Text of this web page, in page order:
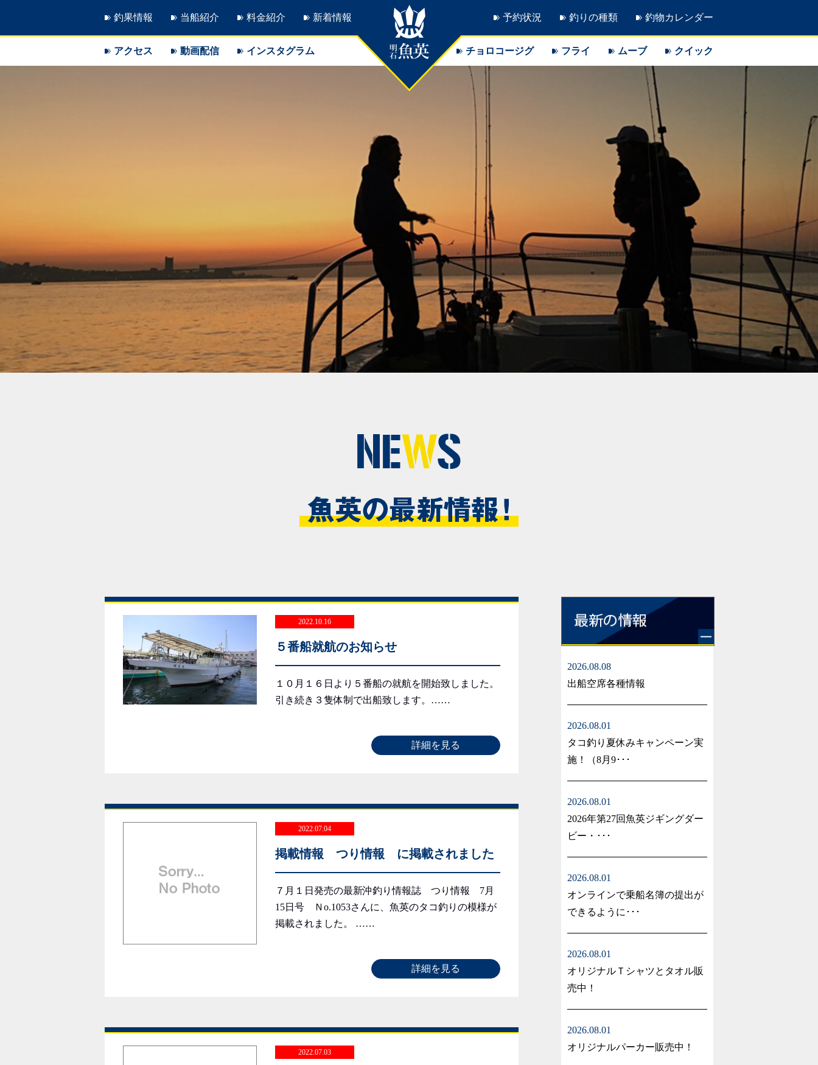
釣果情報 当船紹介 料金紹介 新着情報 予約状況 釣りの種類 釣物カレンダー
アクセス 動画配信 インスタグラム チョロコージグ フライ ムーブ クイック
2022.10.16
５番船就航のお知らせ
１０月１６日より５番船の就航を開始致しました。
引き続き３隻体制で出船致します。……
詳細を見る
2022.07.04
掲載情報 つり情報 に掲載されました
７月１日発売の最新沖釣り情報誌 つり情報 7月
15日号 Ｎo.1053さんに、魚英のタコ釣りの模様が
掲載されました。 ……
詳細を見る
2022.07.03
2026.08.08
出船空席各種情報
2026.08.01
タコ釣り夏休みキャンペーン実
施！（8月9･･･
2026.08.01
2026年第27回魚英ジギングダー
ビー・･･･
2026.08.01
オンラインで乗船名簿の提出が
できるように･･･
2026.08.01
オリジナルＴシャツとタオル販
売中！
2026.08.01
オリジナルパーカー販売中！